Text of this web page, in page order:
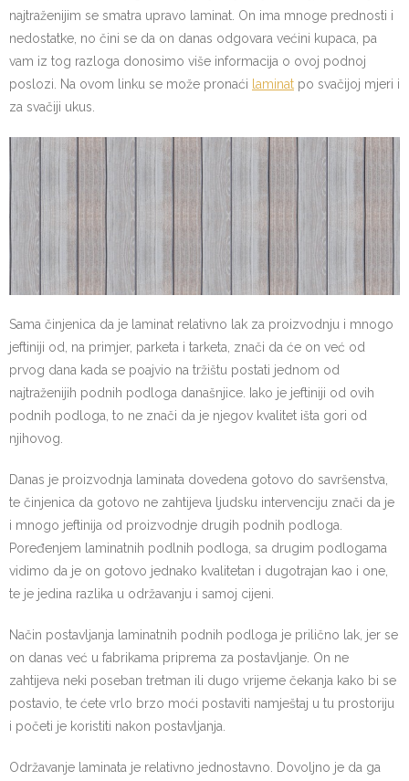
najtraženijim se smatra upravo laminat. On ima mnoge prednosti i
nedostatke, no čini se da on danas odgovara većini kupaca, pa
vam iz tog razloga donosimo više informacija o ovoj podnoj
poslozi. Na ovom linku se može pronaći laminat po svačijoj mjeri i
za svačiji ukus.
Sama činjenica da je laminat relativno lak za proizvodnju i mnogo
jeftiniji od, na primjer, parketa i tarketa, znači da će on već od
prvog dana kada se poajvio na tržištu postati jednom od
najtraženijih podnih podloga današnjice. Iako je jeftiniji od ovih
podnih podloga, to ne znači da je njegov kvalitet išta gori od
njihovog.
Danas je proizvodnja laminata dovedena gotovo do savršenstva,
te činjenica da gotovo ne zahtijeva ljudsku intervenciju znači da je
i mnogo jeftinija od proizvodnje drugih podnih podloga.
Poređenjem laminatnih podlnih podloga, sa drugim podlogama
vidimo da je on gotovo jednako kvalitetan i dugotrajan kao i one,
te je jedina razlika u održavanju i samoj cijeni.
Način postavljanja laminatnih podnih podloga je prilično lak, jer se
on danas već u fabrikama priprema za postavljanje. On ne
zahtijeva neki poseban tretman ili dugo vrijeme čekanja kako bi se
postavio, te ćete vrlo brzo moći postaviti namještaj u tu prostoriju
i početi je koristiti nakon postavljanja.
Održavanje laminata je relativno jednostavno. Dovoljno je da ga